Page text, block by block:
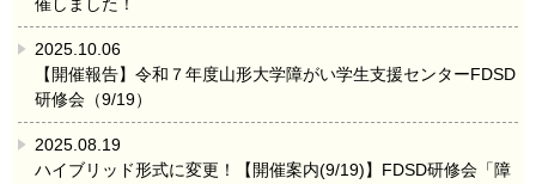
2025.10.06
【開催報告】令和７年度山形大学障がい学生支援センターFDSD
研修会（9/19）
2025.08.19
ハイブリッド形式に変更！【開催案内(9/19)】FDSD研修会「障